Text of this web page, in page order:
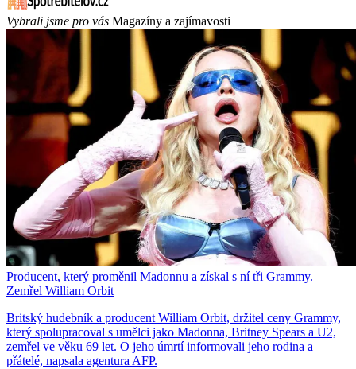
Vybrali jsme pro vás Magazíny a zajímavosti
Producent, který proměnil Madonnu a získal s ní tři Grammy.
Zemřel William Orbit
Britský hudebník a producent William Orbit, držitel ceny Grammy,
který spolupracoval s umělci jako Madonna, Britney Spears a U2,
zemřel ve věku 69 let. O jeho úmrtí informovali jeho rodina a
přátelé, napsala agentura AFP.